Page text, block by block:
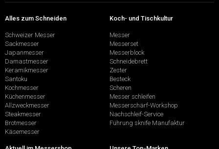
Alles zum Schneiden
Schweizer Messer
Sackmesser
Japanmesser
Damastmesser
Keramikmesser
Santoku
Kochmesser
Küchenmesser
Allzweckmesser
Steakmesser
Brotmesser
Käsemesser
Koch- und Tischkultur
Messer
Messerset
Messerblock
Schneidebrett
Zester
Besteck
Scheren
Messer schleifen
Messerschärf-Workshop
Nachschleif-Service
Führung sknife Manufaktur